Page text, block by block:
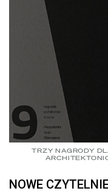
TRZY NAGRODY
NOWE